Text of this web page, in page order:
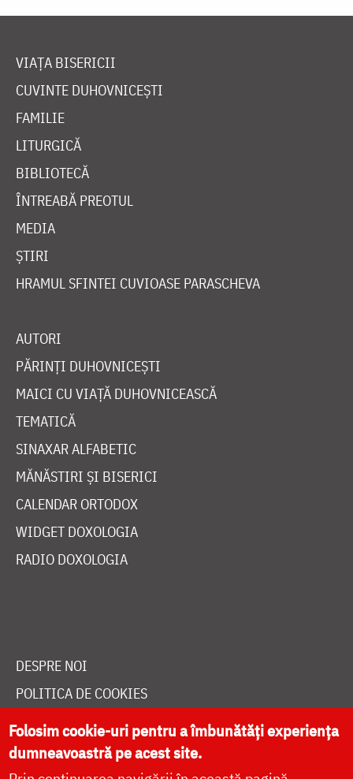
VIAȚA BISERICII
CUVINTE DUHOVNICEȘTI
FAMILIE
LITURGICĂ
BIBLIOTECĂ
ÎNTREABĂ PREOTUL
MEDIA
ȘTIRI
HRAMUL SFINTEI CUVIOASE PARASCHEVA
AUTORI
PĂRINȚI DUHOVNICEȘTI
MAICI CU VIAȚĂ DUHOVNICEASCĂ
TEMATICĂ
SINAXAR ALFABETIC
MĂNĂSTIRI ȘI BISERICI
CALENDAR ORTODOX
WIDGET DOXOLOGIA
RADIO DOXOLOGIA
DESPRE NOI
POLITICA DE COOKIES
DONEAZĂ ONLINE PENTRU CATEDRALA NAȚIONALĂ
Folosim cookie-uri pentru a îmbunătăți experiența
dumneavoastră pe acest site.